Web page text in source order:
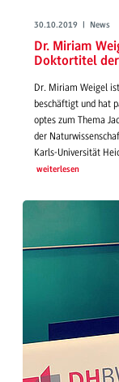
30.10.2019 | News
Dr. Miriam
Doktortitel
Dr. Miriam Weigel
beschäftigt und hat
optes zum Thema
der
Karls-Universität
weiterlesen